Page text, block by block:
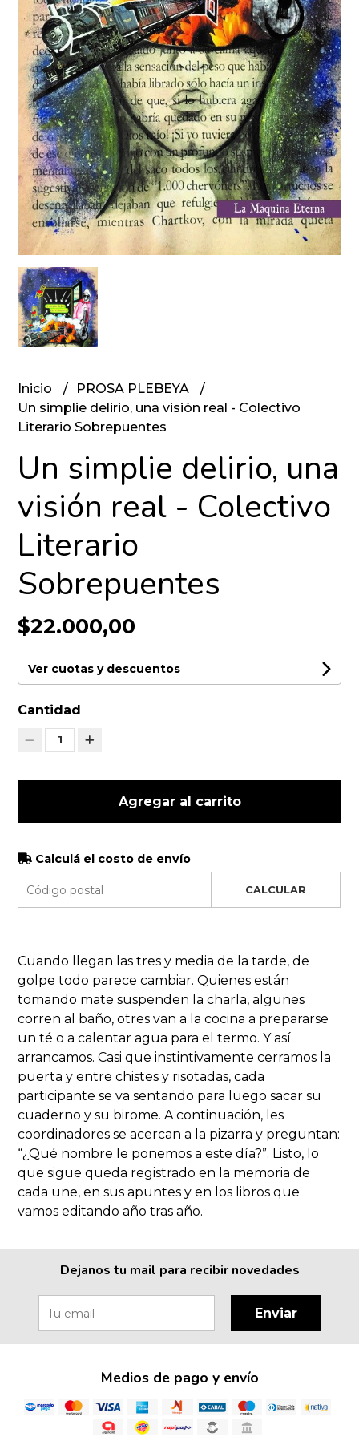
Inicio
PROSA PLEBEYA
Un simplie delirio, una visión real - Colectivo
Literario Sobrepuentes
Un simplie delirio, una
visión real - Colectivo
Literario
Sobrepuentes
$22.000,00
Ver cuotas y descuentos
Cantidad
1
Agregar al carrito
Calculá el costo de envío
CALCULAR
Cuando llegan las tres y media de la tarde, de
golpe todo parece cambiar. Quienes están
tomando mate suspenden la charla, algunes
corren al baño, otres van a la cocina a prepararse
un té o a calentar agua para el termo. Y así
arrancamos. Casi que instintivamente cerramos la
puerta y entre chistes y risotadas, cada
participante se va sentando para luego sacar su
cuaderno y su birome. A continuación, les
coordinadores se acercan a la pizarra y preguntan:
“¿Qué nombre le ponemos a este día?”. Listo, lo
que sigue queda registrado en la memoria de
cada une, en sus apuntes y en los libros que
vamos editando año tras año.
Dejanos tu mail para recibir novedades
Enviar
Medios de pago y envío